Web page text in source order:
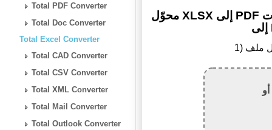
Total PDF Converter
Total Doc Converter
Total Excel Converter
Total CAD Converter
Total CSV Converter
Total XML Converter
Total Mail Converter
Total Outlook Converter
محوّل XLSX إلى PDF مجاني عبر الإنترنت — جدول بيانات Excel